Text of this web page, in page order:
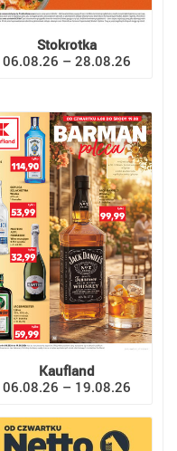
Stokrotka
06.08.26 – 28.08.26
Kaufland
06.08.26 – 19.08.26